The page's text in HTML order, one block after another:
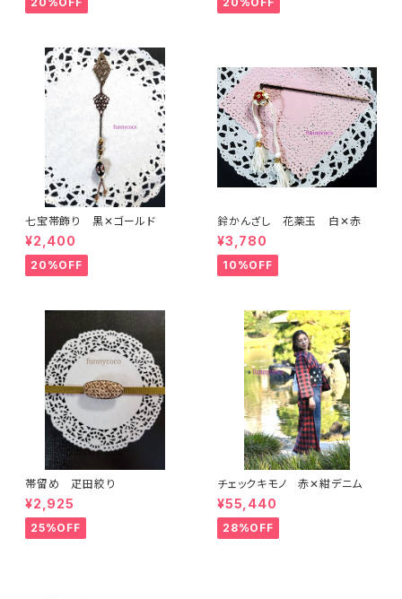
七宝帯飾り 黒✕ゴールド
¥2,400
20%OFF
鈴かんざし 花薬玉 白✕赤
¥3,780
10%OFF
帯留め 疋田絞り
¥2,925
25%OFF
チェックキモノ 赤✕紺デニム
¥55,440
28%OFF